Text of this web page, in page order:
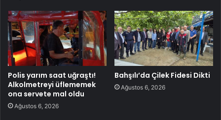
Polis yarım saat uğraştı!
Alkolmetreyi üflememek
ona servete mal oldu
Ağustos 6, 2026
Bahşılı’da Çilek Fidesi Dikti
Ağustos 6, 2026